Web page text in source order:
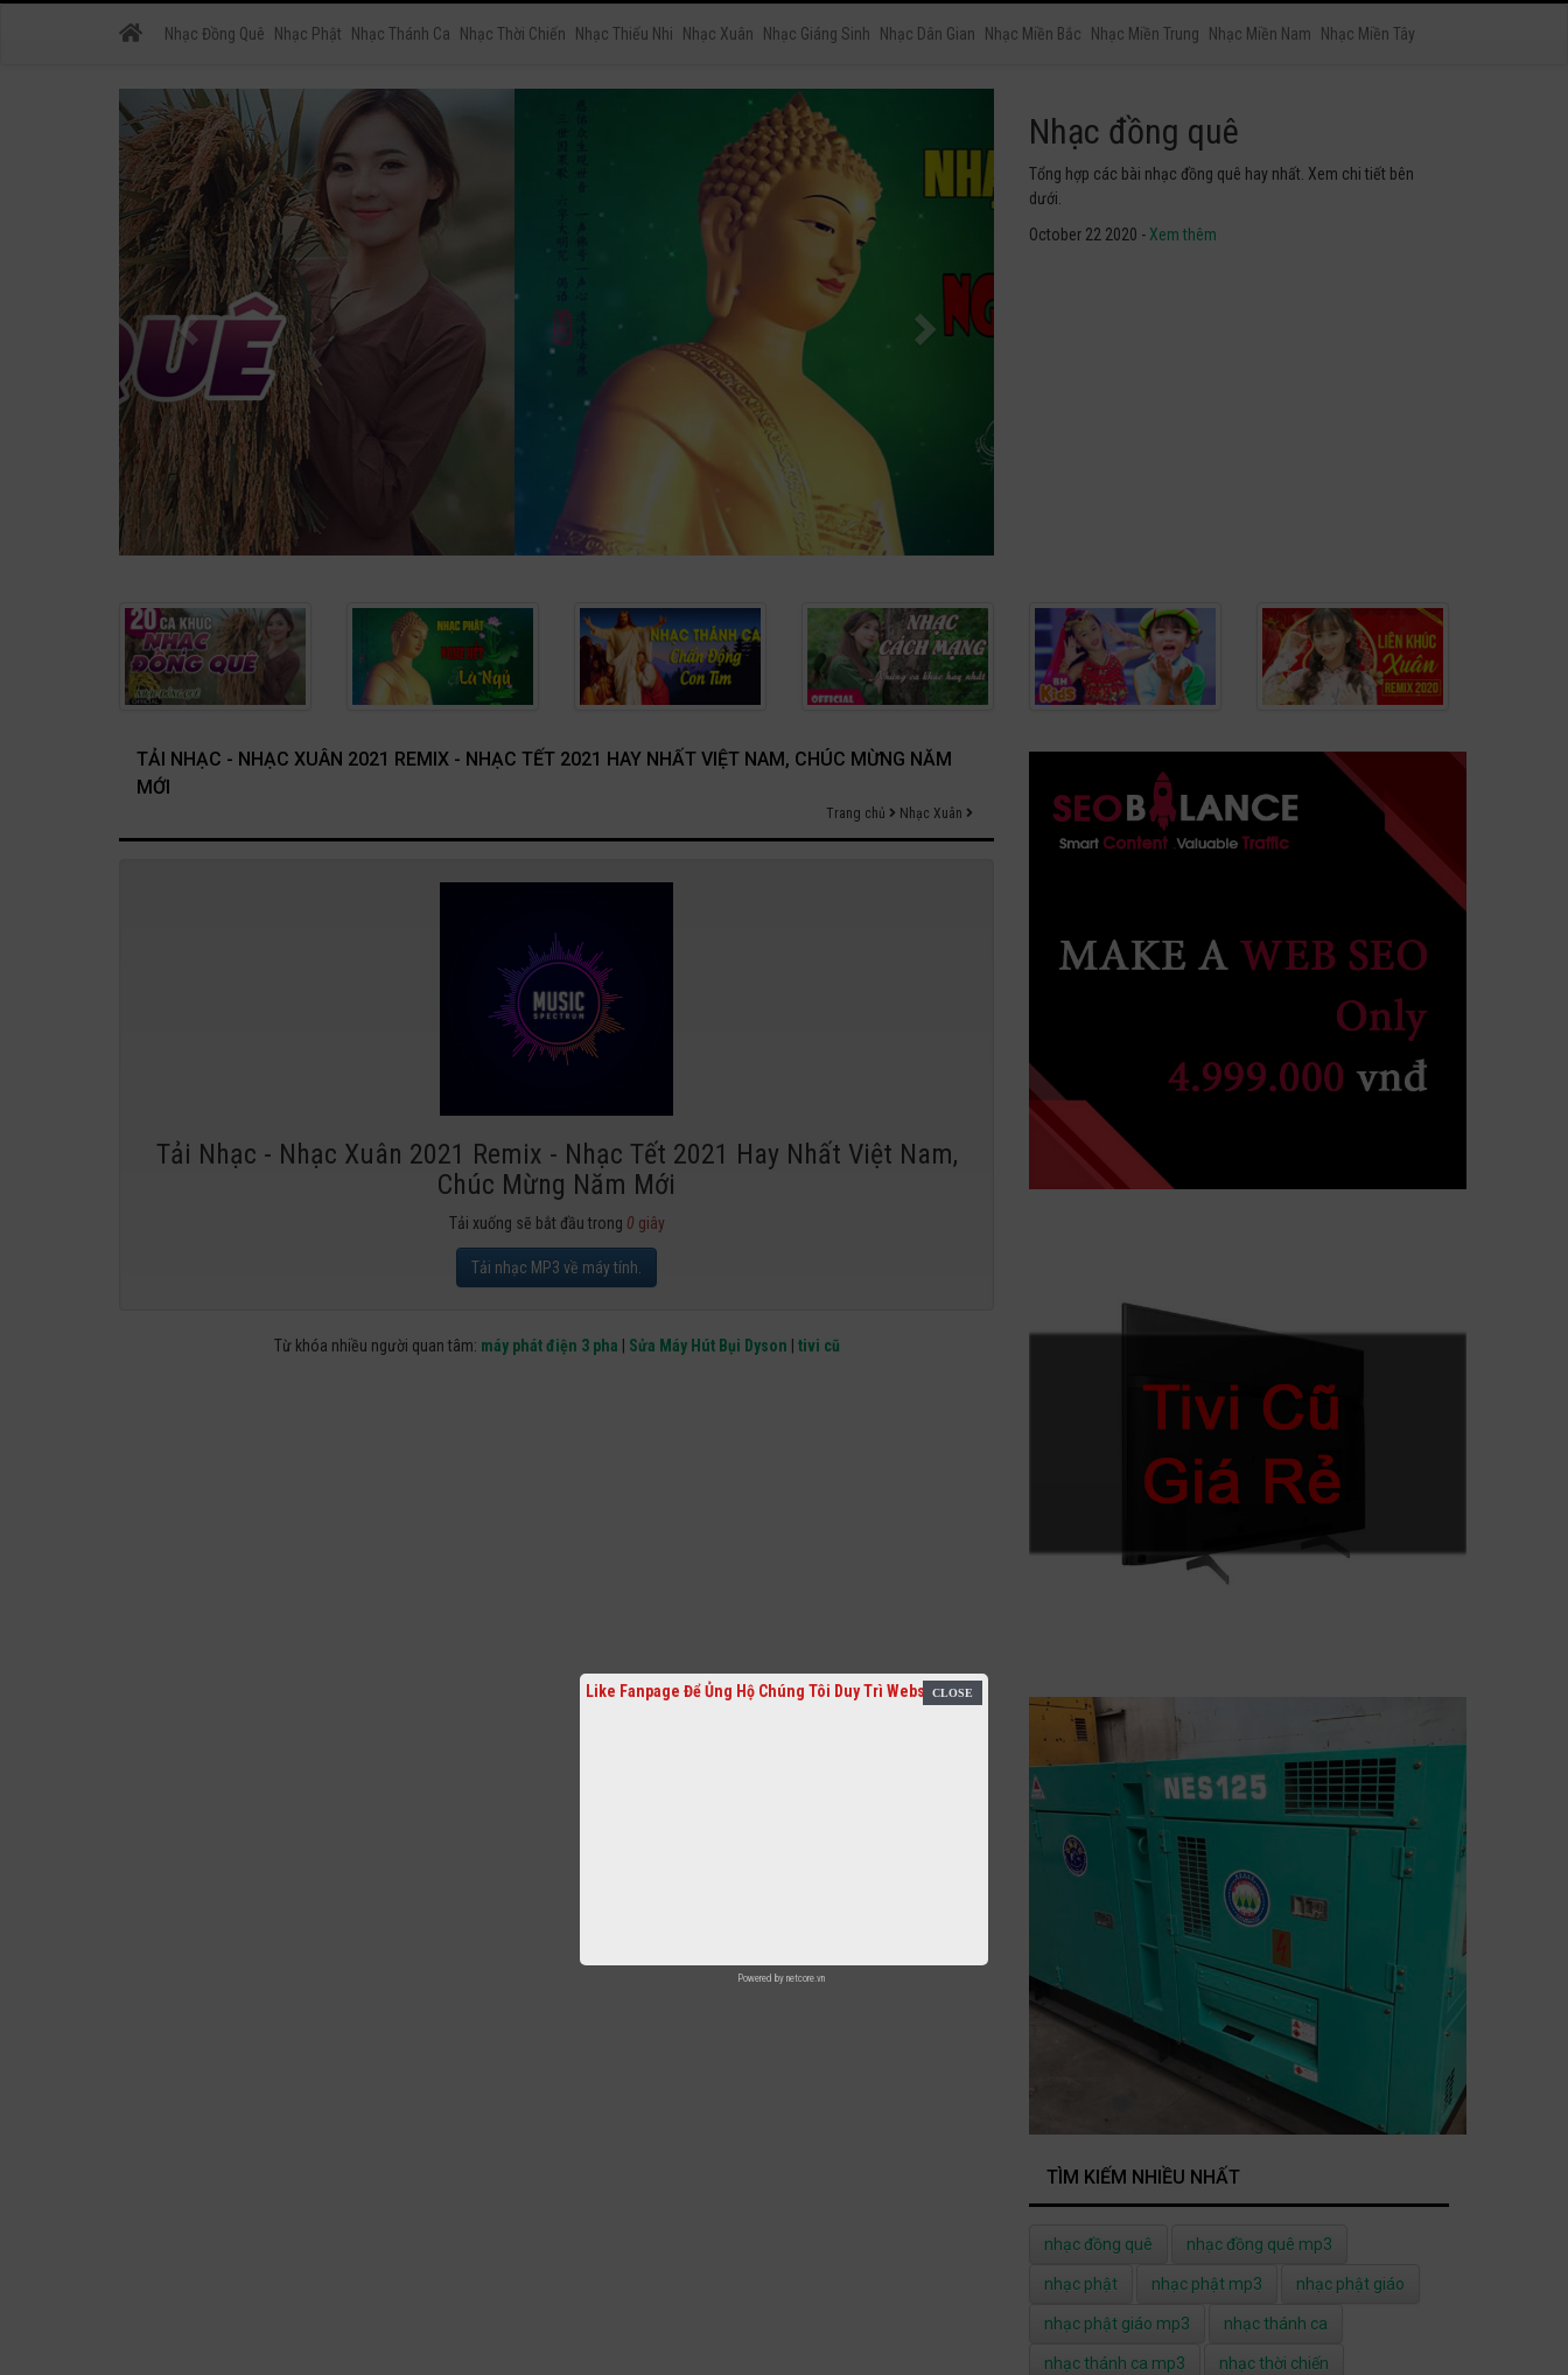
Nhạc Đồng Quê Nhạc Phật Nhạc Thánh Ca Nhạc Thời Chiến Nhạc Thiếu Nhi Nhạc Xuân Nhạc Giáng Sinh Nhạc Dân Gian Nhạc Miền Bắc Nhạc Miền Trung Nhạc Miền Nam Nhạc Miền Tây
Nhạc phật
Tuyển tập các bài nhạc thánh ca hay nhất. Không thể không
nghe thử.
October 22 2020 - Xem thêm
TẢI NHẠC - NHẠC XUÂN 2021 REMIX - NHẠC TẾT 2021 HAY NHẤT VIỆT NAM, CHÚC MỪNG NĂM
MỚI
Trang chủ Nhạc Xuân
Tải Nhạc - Nhạc Xuân 2021 Remix - Nhạc Tết 2021 Hay Nhất Việt Nam,
Chúc Mừng Năm Mới
Tải xuống sẽ bắt đầu trong 0 giây
Tải nhạc MP3 về máy tính.
Từ khóa nhiều người quan tâm: máy phát điện 3 pha Sửa Máy Hút Bụi Dyson tivi cũ
TÌM KIẾM NHIỀU NHẤT
nhạc đồng quê nhạc đồng quê mp3
nhạc phật nhạc phật mp3 nhạc phật giáo
nhạc phật giáo mp3 nhạc thánh ca
nhạc thánh ca mp3 nhạc thời chiến
Like Fanpage Để Ủng Hộ Chúng Tôi Duy Trì Website
Powered by netcore.vn